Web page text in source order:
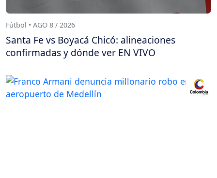
Fútbol • AGO 8 / 2026
Santa Fe vs Boyacá Chicó: alineaciones
confirmadas y dónde ver EN VIVO